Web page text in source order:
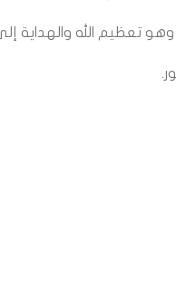
تعظيم الله والهداية